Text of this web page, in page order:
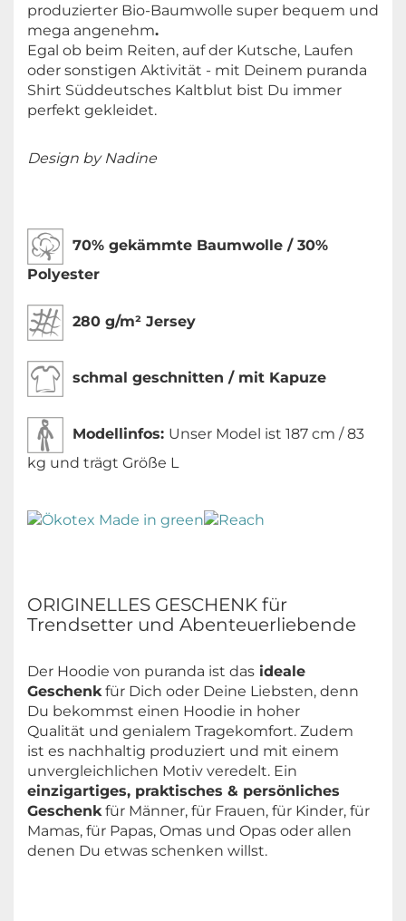
produzierter Bio-Baumwolle super bequem und
mega angenehm.
Egal ob beim Reiten, auf der Kutsche, Laufen
oder sonstigen Aktivität - mit Deinem puranda
Shirt Süddeutsches Kaltblut bist Du immer
perfekt gekleidet.
Design by Nadine
70% gekämmte Baumwolle / 30%
Polyester
280 g/m² Jersey
schmal geschnitten / mit Kapuze
Modellinfos: Unser Model ist 187 cm / 83
kg und trägt Größe L
ORIGINELLES GESCHENK für
Trendsetter und Abenteuerliebende
Der Hoodie von puranda ist das ideale
Geschenk für Dich oder Deine Liebsten, denn
Du bekommst einen Hoodie in hoher
Qualität und genialem Tragekomfort. Zudem
ist es nachhaltig produziert und mit einem
unvergleichlichen Motiv veredelt. Ein
einzigartiges, praktisches & persönliches
Geschenk für Männer, für Frauen, für Kinder, für
Mamas, für Papas, Omas und Opas oder allen
denen Du etwas schenken willst.